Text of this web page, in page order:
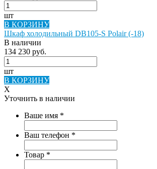
шт
В КОРЗИНУ
Шкаф холодильный DB105-S Polair (-18)
В наличии
134 230 руб.
шт
В КОРЗИНУ
X
Уточнить в наличии
Ваше имя *
Ваш телефон *
Товар *